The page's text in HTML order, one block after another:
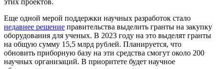
Еще одной мерой поддержки научных разработок стало
недавнее решение правительства выделить гранты на закупку
оборудования для ученых. В 2023 году на это выделят гранты
на общую сумму 15,5 млрд рублей. Планируется, что
обновить приборную базу на эти средства смогут около 200
научных организаций. В приоритете будет научное